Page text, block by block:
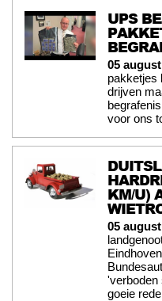
UPS
05
pakketjes
drijven
voor ons
KM/U)
05
'verboden
goeie